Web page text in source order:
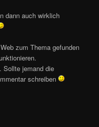
dann auch wirklich
zum Thema gefunden
Sollte jemand die
schreiben